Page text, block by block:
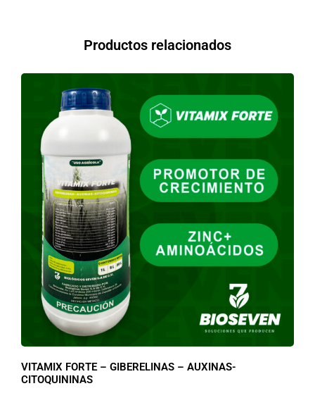
Productos relacionados
VITAMIX FORTE – GIBERELINAS – AUXINAS-
CITOQUININAS